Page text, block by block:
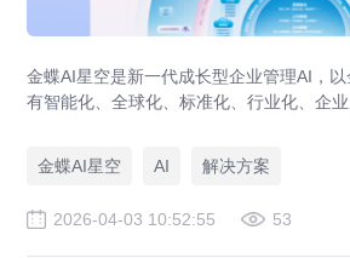
金蝶AI星空是新一代成长型企业管理AI，
有智能化、全球化、标准化、行业化、企
面覆盖企业研产供销人财税等核心业务领
新发展。
金蝶AI星空 AI 解决方案
2026-04-03 10:52:55 53